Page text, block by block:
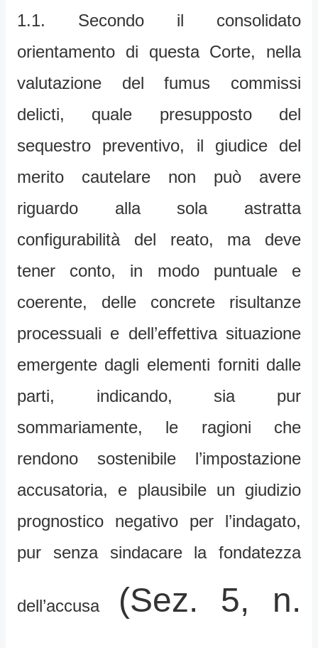
1.1. Secondo il consolidato
orientamento di questa Corte, nella
valutazione del fumus commissi
delicti, quale presupposto del
sequestro preventivo, il giudice del
merito cautelare non può avere
riguardo alla sola astratta
configurabilità del reato, ma deve
tener conto, in modo puntuale e
coerente, delle concrete risultanze
processuali e dell’effettiva situazione
emergente dagli elementi forniti dalle
parti, indicando, sia pur
sommariamente, le ragioni che
rendono sostenibile l’impostazione
accusatoria, e plausibile un giudizio
prognostico negativo per l’indagato,
pur senza sindacare la fondatezza
dell’accusa
(Sez. 5, n.